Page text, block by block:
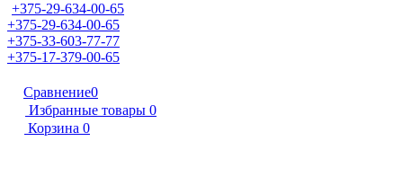
+375-29-634-00-65
+375-29-634-00-65
+375-33-603-77-77
+375-17-379-00-65
Сравнение0
Избранные товары 0
Корзина 0